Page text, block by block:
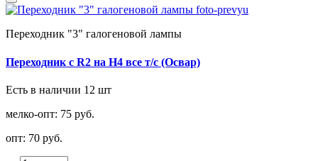
Переходник "3" галогеновой лампы
Переходник с R2 на H4 все т/с (Освар)
Есть в наличии 12 шт
мелко-опт: 75 руб.
опт: 70 руб.